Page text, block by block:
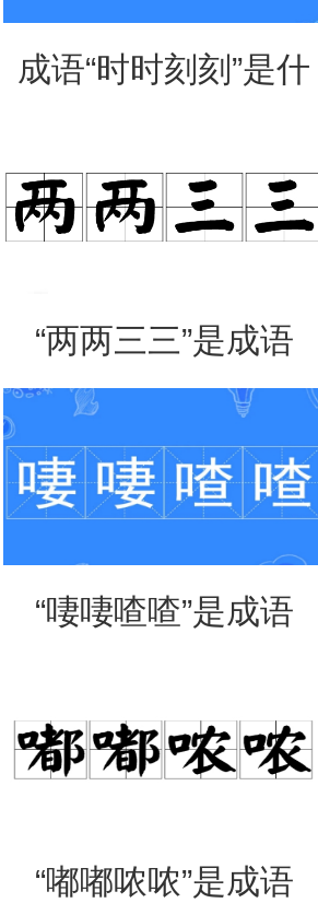
成语“时时刻刻”是什
么意思？出自哪里？
“两两三三”是成语
“啛啛喳喳”是成语
“嘟嘟哝哝”是成语